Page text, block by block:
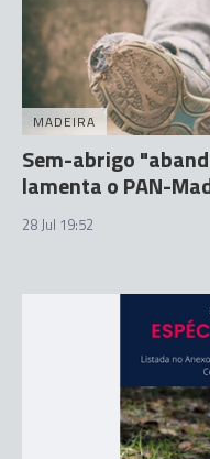
MADEIRA
Sem-abrigo
lamenta o PAN-
28 Jul 19:52